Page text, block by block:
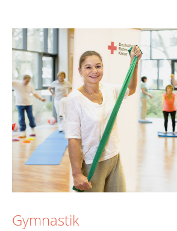
Gymnastik